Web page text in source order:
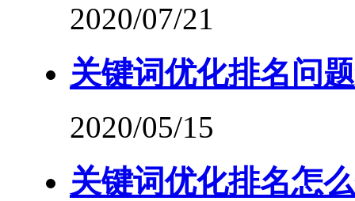
2020/07/21
关键词优化排名问
2020/05/15
关键词优化排名怎